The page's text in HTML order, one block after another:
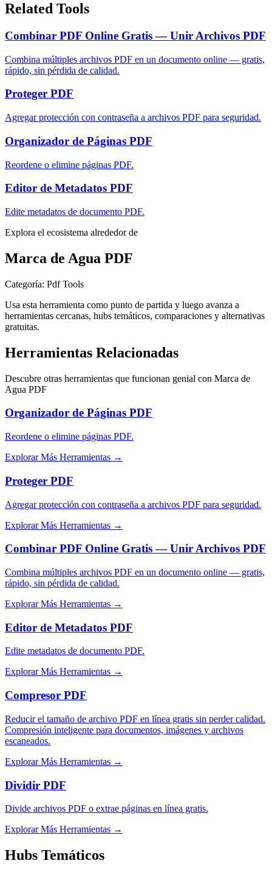
Related Tools
Combinar PDF Online Gratis — Unir Archivos PDF
Combina múltiples archivos PDF en un documento online — gratis,
rápido, sin pérdida de calidad.
Proteger PDF
Agregar protección con contraseña a archivos PDF para seguridad.
Organizador de Páginas PDF
Reordene o elimine páginas PDF.
Editor de Metadatos PDF
Edite metadatos de documento PDF.
Explora el ecosistema alrededor de
Marca de Agua PDF
Categoría: Pdf Tools
Usa esta herramienta como punto de partida y luego avanza a
herramientas cercanas, hubs temáticos, comparaciones y alternativas
gratuitas.
Herramientas Relacionadas
Descubre otras herramientas que funcionan genial con Marca de
Agua PDF
Organizador de Páginas PDF
Reordene o elimine páginas PDF.
Explorar Más Herramientas →
Proteger PDF
Agregar protección con contraseña a archivos PDF para seguridad.
Explorar Más Herramientas →
Combinar PDF Online Gratis — Unir Archivos PDF
Combina múltiples archivos PDF en un documento online — gratis,
rápido, sin pérdida de calidad.
Explorar Más Herramientas →
Editor de Metadatos PDF
Edite metadatos de documento PDF.
Explorar Más Herramientas →
Compresor PDF
Reducir el tamaño de archivo PDF en línea gratis sin perder calidad.
Compresión inteligente para documentos, imágenes y archivos
escaneados.
Explorar Más Herramientas →
Dividir PDF
Divide archivos PDF o extrae páginas en línea gratis.
Explorar Más Herramientas →
Hubs Temáticos